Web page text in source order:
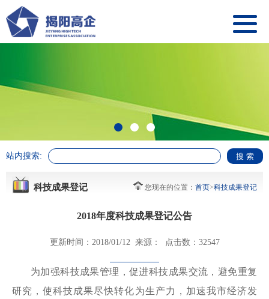
站内搜索:
科技成果登记 您现在的位置： 首页>科技成果登记
2018年度科技成果登记公告
更新时间：2018/01/12 来源： 点击数：32547
为加强科技成果管理，促进科技成果交流，避免重复
研究，使科技成果尽快转化为生产力，加速我市经济发